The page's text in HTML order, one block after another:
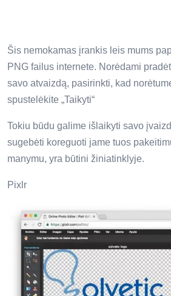
Šis nemokamas įrankis leis mums
PNG failus internete. Norėdami
savo atvaizdą, pasirinkti, kad
spustelėkite „Taikyti“
Tokiu būdu galime išlaikyti savo
sugebėti koreguoti jame tuos
manymu, yra būtini žiniatinklyje.
Pixlr